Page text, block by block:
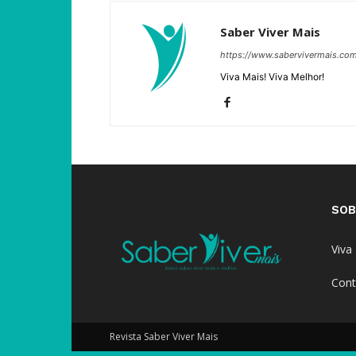
Saber Viver Mais
https://
Viva Mais! Viva Melhor!
Viva
Revista Saber Viver Mais